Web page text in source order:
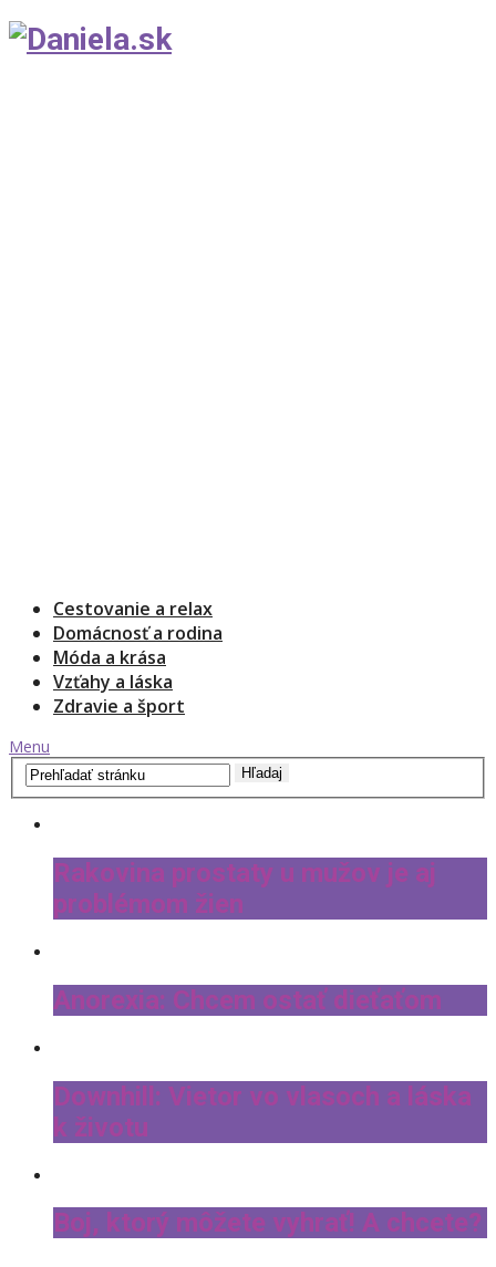
Cestovanie a relax
Domácnosť a rodina
Móda a krása
Vzťahy a láska
Zdravie a šport
Menu
Rakovina prostaty u mužov je aj
problémom žien
Anorexia: Chcem ostať dieťaťom
Downhill: Vietor vo vlasoch a láska
k životu
Boj, ktorý môžete vyhrať! A chcete?